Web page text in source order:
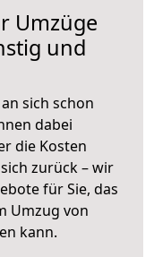
Umzüge
und
sich schon
dabei
die Kosten
zurück – wir
für Sie, das
Umzug von
kann.